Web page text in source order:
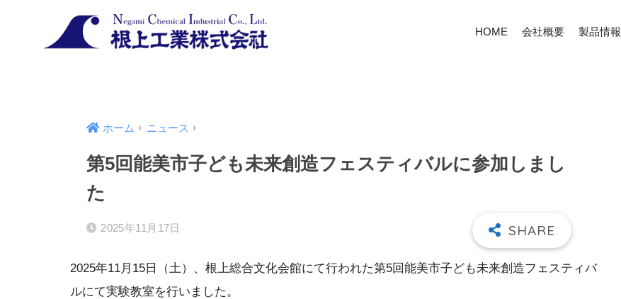
HOME 会社概要 製品情報
ホーム ニュース
第5回能美市子ども未来創造フェスティバルに参加しまし
た
2025年11月17日
2025年11月15日（土）、根上総合文化会館にて行われた第5回能美市子ども未来創造フェスティバ
ルにて実験教室を行いました。